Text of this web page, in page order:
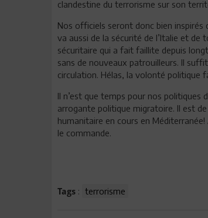
clandestine du terrorisme sur son
Nos officiels seront donc bien inspirés
va aussi de la sécurité de l’Italie et de
sécuritaire qui a fait faillite depuis
sans de nouveaux patrouilleurs. Il
circulation. Hélas, la volonté politique
Il n’est que temps pour nos politiques
arrogante politique migratoire. Il est
humanitaire en cours en
le commande.
Tags : terrorisme